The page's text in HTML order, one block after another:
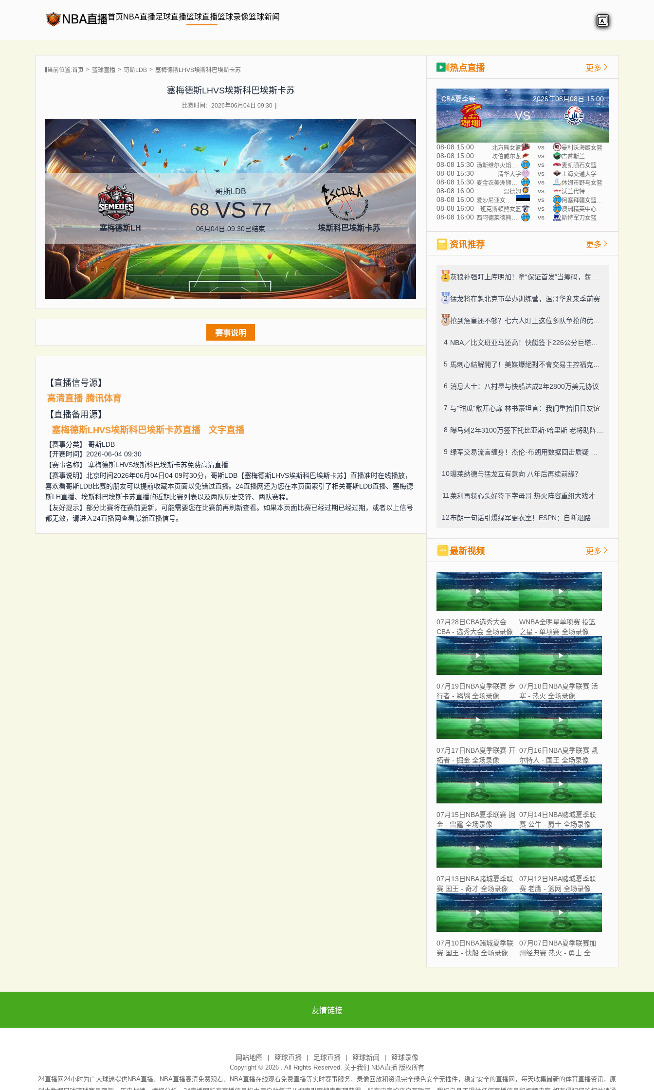
首页NBA直播足球直播篮球直播篮球录像篮球新闻
当前位置:首页 篮球直播 哥斯LDB 塞梅德斯LHVS埃斯科巴埃斯卡苏
塞梅德斯LHVS埃斯科巴埃斯卡苏
比赛时间：2026年06月04日 09:30
塞梅德斯LH
哥斯LDB
68 VS 77
06月04日 09:30已结束 埃斯科巴埃斯卡苏
赛事说明
【直播信号源】
高清直播 腾讯体育
【直播备用源】
塞梅德斯LHVS埃斯科巴埃斯卡苏直播 文字直播
【赛事分类】 哥斯LDB
【开赛时间】2026-06-04 09:30
【赛事名称】 塞梅德斯LHVS埃斯科巴埃斯卡苏免费高清直播
【赛事说明】北京时间2026年06月04日04 09时30分，哥斯LDB【塞梅德斯LHVS埃斯科巴埃斯卡苏】直播准时在线播放，
喜欢看哥斯LDB比赛的朋友可以提前收藏本页面以免错过直播。24直播网还为您在本页面索引了相关哥斯LDB直播、塞梅德
斯LH直播、埃斯科巴埃斯卡苏直播的近期比赛列表以及两队历史交锋、两队赛程。
【友好提示】部分比赛将在赛前更新，可能需要您在比赛前再刷新查看。如果本页面比赛已经过期已经过期，或者以上信号
都无效，请进入24直播网查看最新直播信号。
热点直播 更多
CBA夏季赛 2026年08月08日 15:00
VS
08-08 15:00 北方熊女篮 vs 曼利沃海鹰女篮
08-08 15:00 坎伯威尔龙 vs 吉普斯兰
08-08 15:30 vs 麦凯陨石女篮
08-08 15:30 清华大学 vs 上海交通大学
08-08 15:30 vs 休姆市野马女篮
08-08 16:00 温德姆 vs 沃兰代特
08-08 16:00 vs 阿塞拜疆女篮U18
08-08 16:00 班克斯顿熊女篮 vs 澳洲精英中心女篮
08-08 16:00 vs 斯特军刀女篮
资讯推荐 更多
1
2 猛龙将在魁北克市举办训练营，温哥华迎来季前赛
3
4
5
6 消息人士：八村塁与快船达成2年2800万美元协议
7 与"甜瓜"敞开心扉 林书豪坦言：我们重拾旧日友谊
8
9
10曝莱纳德与猛龙互有意向 八年后再续前缘？
11
12
最新视频 更多
07月28日CBA选秀大会
CBA - 选秀大会 全场录像
WNBA全明星单项赛 投篮
之星 - 单项赛 全场录像
07月19日NBA夏季联赛 步
行者 - 鹈鹕 全场录像
07月18日NBA夏季联赛 活
塞 - 热火 全场录像
07月17日NBA夏季联赛 开
拓者 - 掘金 全场录像
07月16日NBA夏季联赛 凯
尔特人 - 国王 全场录像
07月15日NBA夏季联赛 掘
金 - 雷霆 全场录像
07月14日NBA赌城夏季联
赛 公牛 - 爵士 全场录像
07月13日NBA赌城夏季联
赛 国王 - 奇才 全场录像
07月12日NBA赌城夏季联
赛 老鹰 - 篮网 全场录像
07月10日NBA赌城夏季联
赛 国王 - 快船 全场录像
07月07日NBA夏季联赛加
州经典赛 热火 - 勇士 全场
友情链接
网站地图 篮球直播 足球直播 篮球新闻 篮球录像
Copyright © 2026 . All Rights Reserved. 关于我们 NBA直播 版权所有
24直播网24小时为广大球迷提供NBA直播、NBA直播高清免费观看、NBA直播在线观看免费直播等实时赛事服务，录像回放和资讯完全绿色安全无插件，稳定安全的直播网，每天收集最新的体育直播资讯，原